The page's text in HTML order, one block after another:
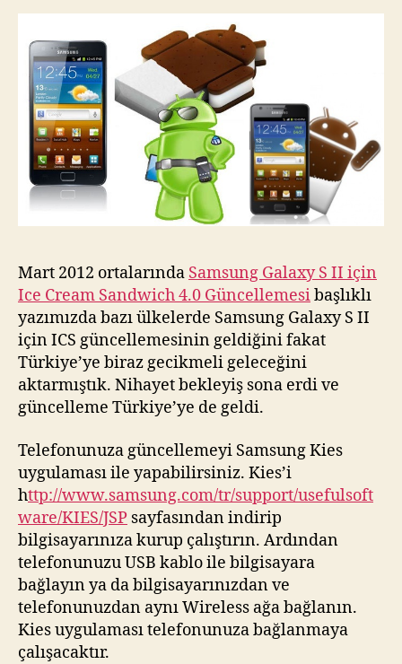
Geldi
için
Mart 2012 ortalarında Samsung Galaxy S II için
Ice Cream Sandwich 4.0 Güncellemesibaşlıklı
yazımızda bazı ülkelerde Samsung Galaxy S II
için ICS güncellemesinin geldiğini fakat
Türkiye’ye biraz gecikmeli geleceğini
aktarmıştık. Nihayet bekleyiş sona erdi ve
güncelleme Türkiye’ye de geldi.
Telefonunuza güncellemeyi Samsung Kies
uygulaması ile yapabilirsiniz. Kies’i
http://www.samsung.com/tr/support/usefulsoft
ware/KIES/JSP sayfasından indirip
bilgisayarınıza kurup çalıştırın. Ardından
telefonunuzu USB kablo ile bilgisayara
bağlayın ya da bilgisayarınızdan ve
telefonunuzdan aynı Wireless ağa bağlanın.
Kies uygulaması telefonunuza bağlanmaya
çalışacaktır.